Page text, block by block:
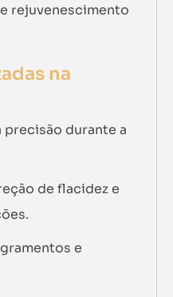
rejuvenescimento
na
precisão durante a
de flacidez e
e